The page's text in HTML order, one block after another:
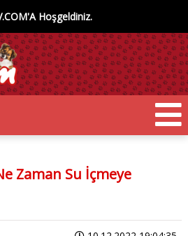
Hoşgeldiniz.
Zaman Su İçmeye